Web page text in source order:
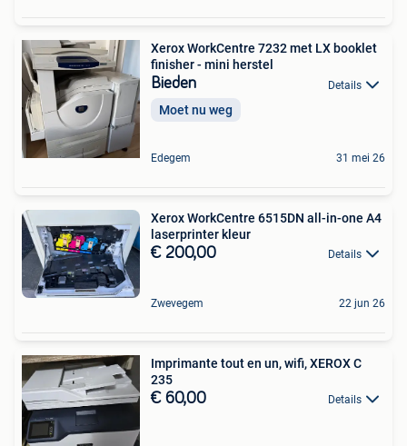
Xerox WorkCentre 7232 met LX booklet
finisher - mini herstel
Bieden Details
Moet nu weg
Edegem 31 mei 26
Xerox WorkCentre 6515DN all-in-one A4
laserprinter kleur
€ 200,00 Details
Zwevegem 22 jun 26
Imprimante tout en un, wifi, XEROX C
235
€ 60,00 Details